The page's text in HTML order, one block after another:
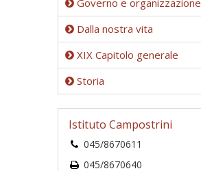
Governo e organizzazione
Dalla nostra vita
XIX Capitolo generale
Storia
Istituto Campostrini
045/8670611
045/8670640